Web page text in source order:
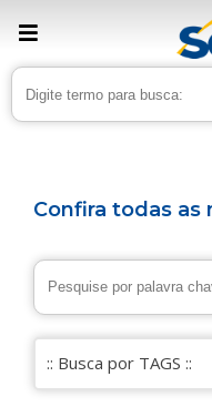
Confira todas as